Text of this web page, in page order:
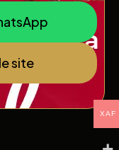
site
XAF